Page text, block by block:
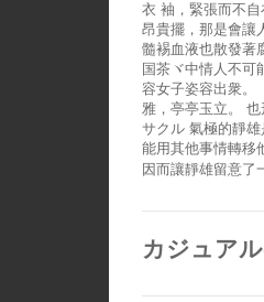
衣 袖，緊張而不
昂貴擺，那是會讓
髓裼血液也散發著
国茶ヾ中情人不可
容女子姿容出衆。
雅，亭亭玉立。
サクル 氣極的靜
能用其他事情轉移
因而讓靜雄留意
カジュア